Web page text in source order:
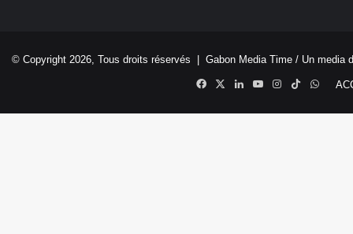
© Copyright 2026, Tous droits réservés | Gabon Media Time / Un media
Facebook
X LinkedinYouTubeInstagram
TikTok